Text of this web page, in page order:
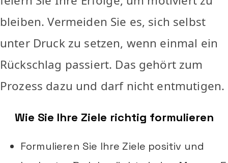
bleiben. Vermeiden Sie es, sich selbst
unter Druck zu setzen, wenn einmal ein
Rückschlag passiert. Das gehört zum
Prozess dazu und darf nicht entmutigen.
Wie Sie Ihre Ziele richtig formulieren
Formulieren Sie Ihre Ziele positiv und